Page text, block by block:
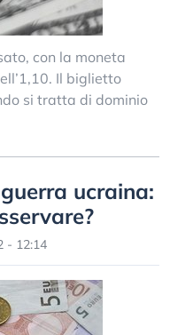
con la moneta
Il biglietto
si tratta di dominio
ucraina:
- 12:14